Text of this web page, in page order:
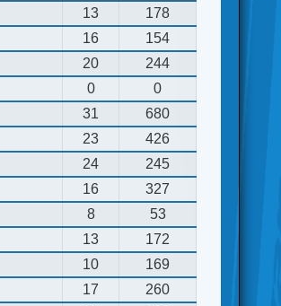
13
178
16
154
20
244
0
0
31
680
23
426
24
245
16
327
8
53
13
172
10
169
17
260